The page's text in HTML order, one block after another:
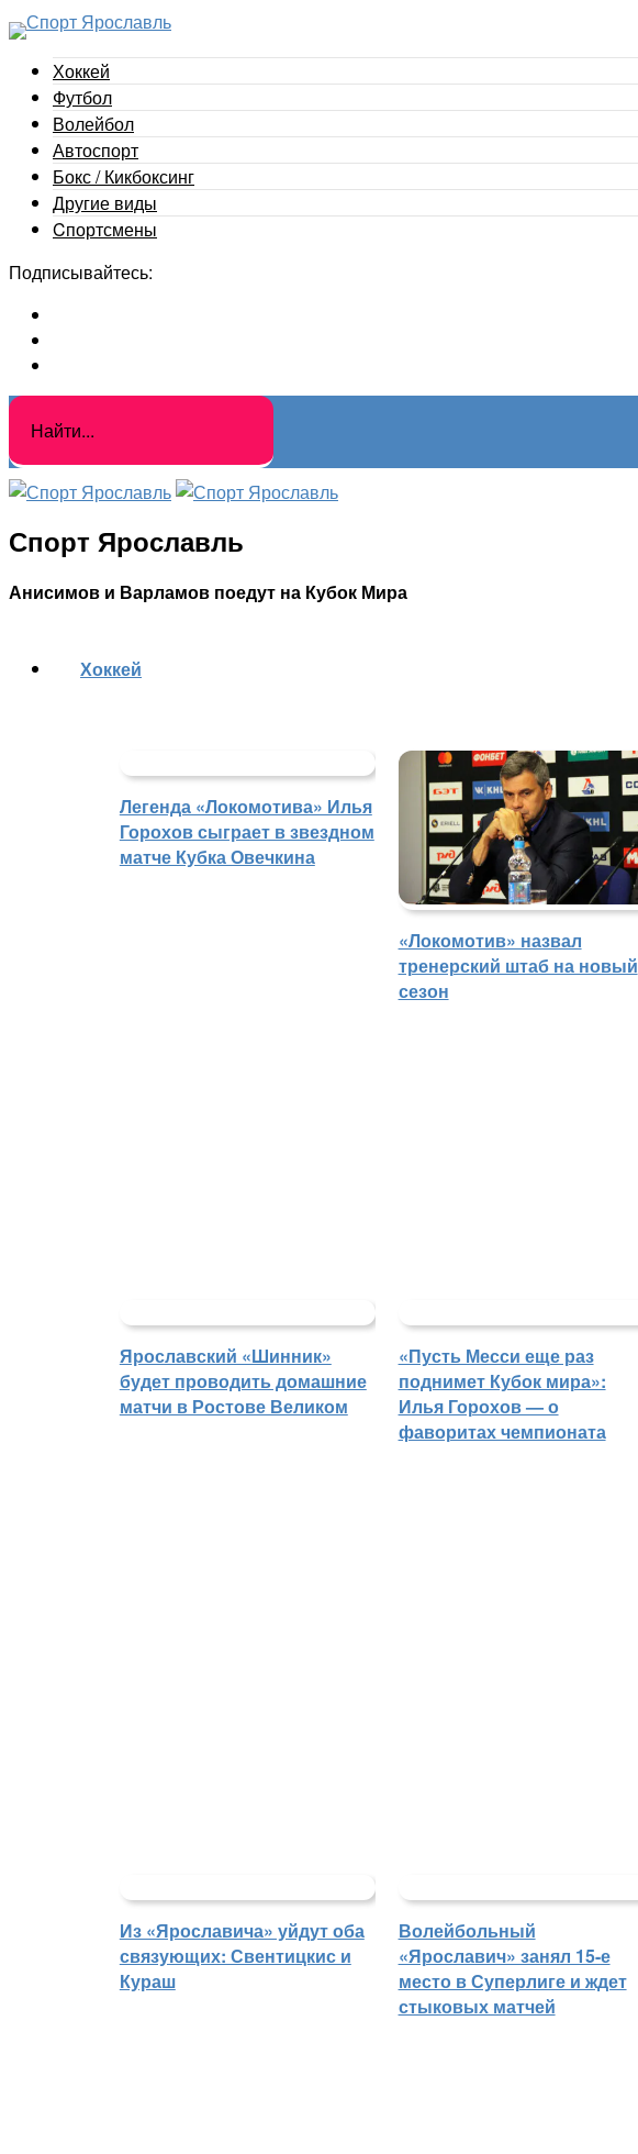
Хоккей
Футбол
Волейбол
Автоспорт
Бокс / Кикбоксинг
Другие виды
Cпортсмены
Подписывайтесь:
Спорт Ярославль
Анисимов и Варламов поедут на Кубок Мира
Хоккей
Легенда «Локомотива» Илья
Горохов сыграет в звездном
матче Кубка Овечкина
«Локомотив» назвал
тренерский штаб на новый
сезон
Ярославский «Шинник»
будет проводить домашние
матчи в Ростове Великом
«Пусть Месси еще раз
поднимет Кубок мира»:
Илья Горохов — о
фаворитах чемпионата
Из «Ярославича» уйдут оба
связующих: Свентицкис и
Кураш
Волейбольный
«Ярославич» занял 15-е
место в Суперлиге и ждет
стыковых матчей